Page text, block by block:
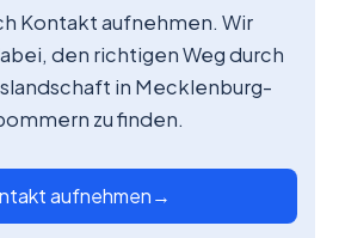
Kontakt aufnehmen. Wir
den richtigen Weg durch
in Mecklenburg-
zu finden.
aufnehmen→